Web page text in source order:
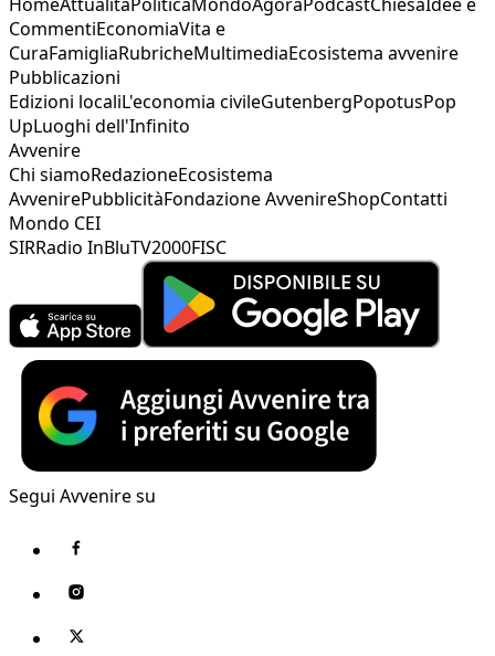
CommentiEconomiaVita e
CuraFamigliaRubricheMultimediaEcosistema avvenire
Pubblicazioni
Edizioni localiL'economia civileGutenbergPopotusPop
UpLuoghi dell'Infinito
Avvenire
Chi siamoRedazioneEcosistema
AvvenirePubblicitàFondazione AvvenireShopContatti
Mondo CEI
SIRRadio InBluTV2000FISC
Segui Avvenire su